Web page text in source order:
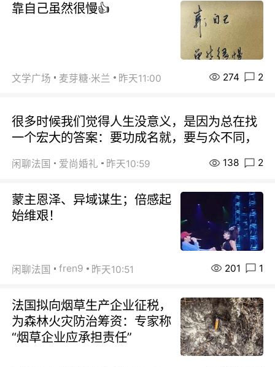
靠自己虽然很慢👍
文学广场 麦芽糖·米兰 昨天11:00 274 2
很多时候我们觉得人生没意义，是因为总在找
一个宏大的答案：要功成名就，要与众不同，
闲聊法国 爱尚婚礼 昨天10:59 138 2
蒙主恩泽、异域谋生；倍感起
始维艰！
闲聊法国 fren9 昨天10:51 201 1
法国拟向烟草生产企业征税，
为森林火灾防治筹资：专家称
“烟草企业应承担责任”